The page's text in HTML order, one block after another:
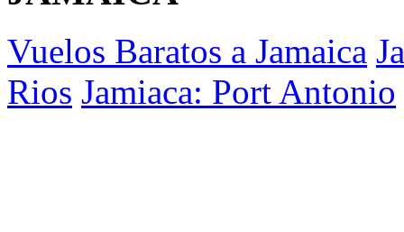
Vuelos Baratos a Jamaica
Rios Jamiaca: Port Antonio